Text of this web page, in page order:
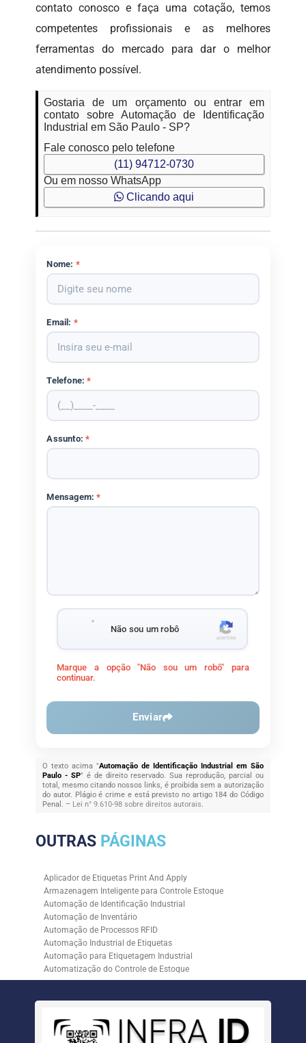
contato conosco e faça uma cotação, temos
competentes profissionais e as melhores
ferramentas do mercado para dar o melhor
atendimento possível.
Gostaria de um orçamento ou entrar em
contato sobre Automação de Identificação
Industrial em São Paulo - SP?
Fale conosco pelo telefone
(11) 94712-0730
Ou em nosso WhatsApp
Clicando aqui
Nome: *
Email: *
Telefone:*
Assunto:*
Mensagem:*
Não sou um robô
Marque a opção "Não sou um robô" para
continuar.
Enviar
O texto acima "Automação de Identificação Industrial em São
Paulo - SP" é de direito reservado. Sua reprodução, parcial ou
total, mesmo citando nossos links, é proibida sem a autorização
do autor. Plágio é crime e está previsto no artigo 184 do Código
Penal. – Lei n° 9.610-98 sobre direitos autorais.
OUTRAS PÁGINAS
Aplicador de Etiquetas Print And Apply
Armazenagem Inteligente para Controle Estoque
Automação de Identificação Industrial
Automação de Inventário
Automação de Processos RFID
Automação Industrial de Etiquetas
Automação para Etiquetagem Industrial
Automatização do Controle de Estoque
Controle de Estoque com RFID
Empresa de Automação para Processos Logísticos
Empresa de Rastreabilidade Industrial